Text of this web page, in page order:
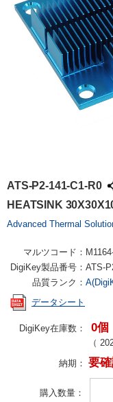
ATS-P2-141-C1-R0
HEATSINK
Advanced Thermal
マルツコード：
DigiKey製品番号： ATS-
品質ランク：
データシート
DigiKey在庫数： 0個
（
納期： 要
購入数量